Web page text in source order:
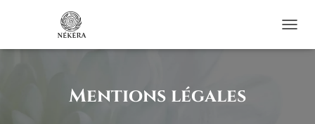
Mentions légales